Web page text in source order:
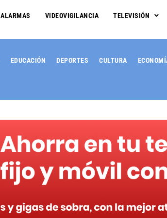
ALARMAS VIDEOVIGILANCIA TELEVISIÓN
EDUCACIÓN DEPORTES CULTURA